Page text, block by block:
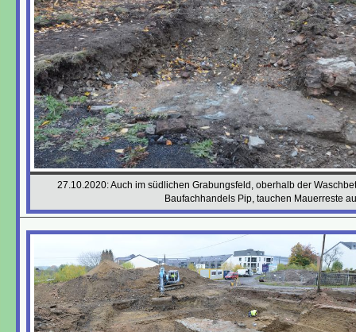
27.10.2020: Auch im südlichen Grabungsfeld, oberhalb der
Baufachhandels Pip, tauchen Mauerreste